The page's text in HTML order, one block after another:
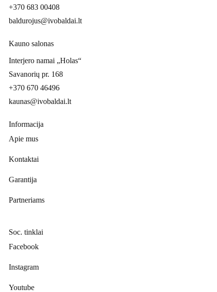
+370 683 00408
baldurojus@ivobaldai.lt
Kauno salonas
Interjero namai „Holas“
Savanorių pr. 168
+370 670 46496
kaunas@ivobaldai.lt
Informacija
Apie mus
Kontaktai
Garantija
Partneriams
Soc. tinklai
Facebook
Instagram
Youtube